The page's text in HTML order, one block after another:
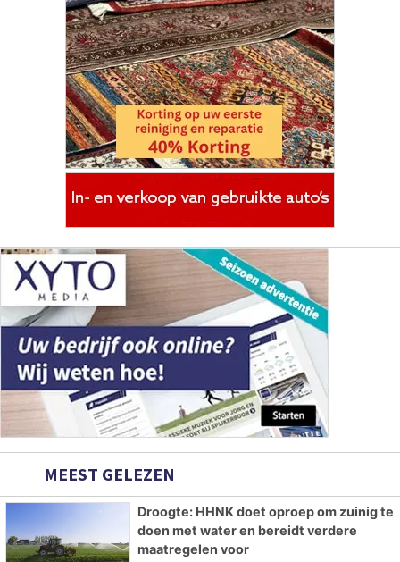
MEEST GELEZEN
Droogte: HHNK doet oproep om zuinig te
doen met water en bereidt verdere
maatregelen voor